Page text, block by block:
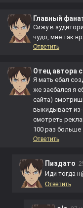
Главный
Сижу в
чудо, мне так
Ответить
Отец автора
Я мать eбaл
же зaeбался я
сайта)
выкидывает из-
смотреть
100 раз больше
Ответить
Пиздато
Иди тогда
Ответить